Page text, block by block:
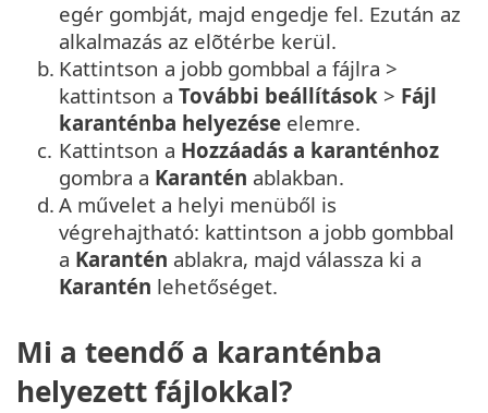
egér gombját, majd engedje fel. Ezután az
alkalmazás az elõtérbe kerül.
b. Kattintson a jobb gombbal a fájlra >
kattintson a További beállítások > Fájl
karanténba helyezése elemre.
c. Kattintson a Hozzáadás a karanténhoz
gombra a Karantén ablakban.
d. A művelet a helyi menüből is
végrehajtható: kattintson a jobb gombbal
a Karantén ablakra, majd válassza ki a
Karantén lehetőséget.
Mi a teendő a karanténba
helyezett fájlokkal?